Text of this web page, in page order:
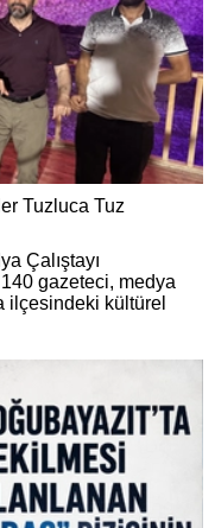
Tuzluca Tuz
Çalıştayı
gazeteci, medya
ilçesindeki kültürel